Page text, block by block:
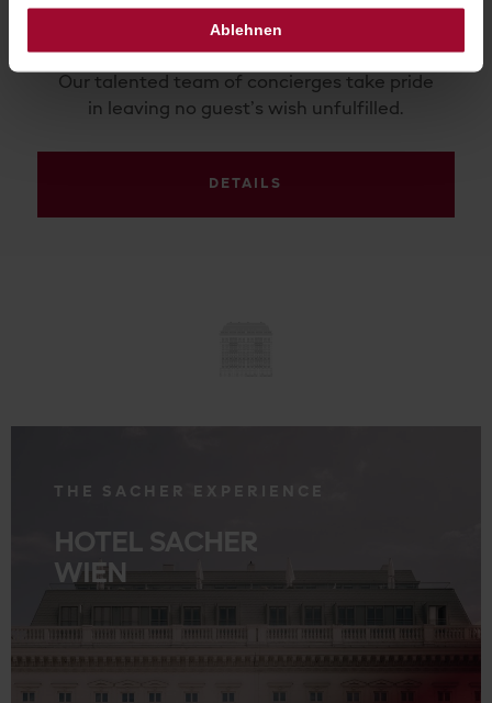
Ablehnen
Treat Yourself to Experiencing Salzburg at its
Most Exquisite.
Our talented team of concierges take pride
in leaving no guest’s wish unfulfilled.
DETAILS
THE SACHER EXPERIENCE
HOTEL SACHER
WIEN